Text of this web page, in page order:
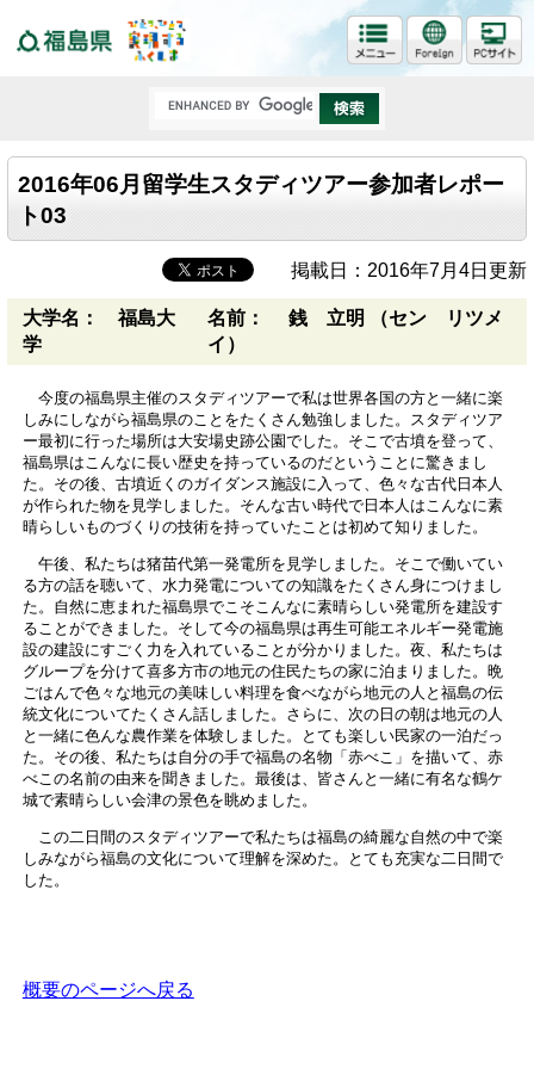
2016年06月留学生スタディツアー参加者レポー
ト03
掲載日：2016年7月4日更新
大学名： 福島大
学
名前： 銭 立明 （セン リツメ
イ）
今度の福島県主催のスタディツアーで私は世界各国の方と一緒に楽
しみにしながら福島県のことをたくさん勉強しました。スタディツア
ー最初に行った場所は大安場史跡公園でした。そこで古墳を登って、
福島県はこんなに長い歴史を持っているのだということに驚きまし
た。その後、古墳近くのガイダンス施設に入って、色々な古代日本人
が作られた物を見学しました。そんな古い時代で日本人はこんなに素
晴らしいものづくりの技術を持っていたことは初めて知りました。
午後、私たちは猪苗代第一発電所を見学しました。そこで働いてい
る方の話を聴いて、水力発電についての知識をたくさん身につけまし
た。自然に恵まれた福島県でこそこんなに素晴らしい発電所を建設す
ることができました。そして今の福島県は再生可能エネルギー発電施
設の建設にすごく力を入れていることが分かりました。夜、私たちは
グループを分けて喜多方市の地元の住民たちの家に泊まりました。晩
ごはんで色々な地元の美味しい料理を食べながら地元の人と福島の伝
統文化についてたくさん話しました。さらに、次の日の朝は地元の人
と一緒に色んな農作業を体験しました。とても楽しい民家の一泊だっ
た。その後、私たちは自分の手で福島の名物「赤べこ」を描いて、赤
べこの名前の由来を聞きました。最後は、皆さんと一緒に有名な鶴ケ
城で素晴らしい会津の景色を眺めました。
この二日間のスタディツアーで私たちは福島の綺麗な自然の中で楽
しみながら福島の文化について理解を深めた。とても充実な二日間で
した。
概要のページへ戻る